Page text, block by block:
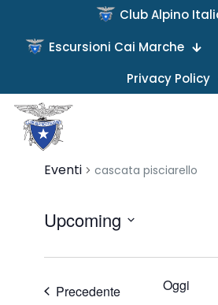
Club Alpino
Escursioni Cai Marche
Privacy Policy
Non sono stati trovati risultati.
cascata pisciarello
Eventi cascata pisciarello
Upcoming
PrecedenteEventi Oggi